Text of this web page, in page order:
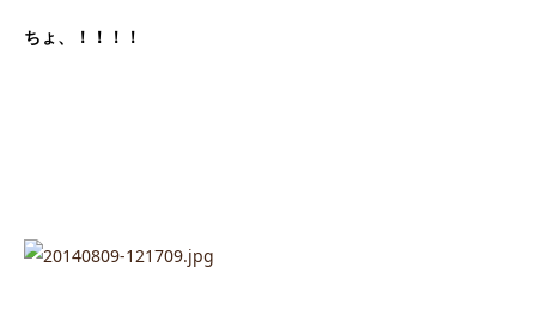
ちょ、！！！！